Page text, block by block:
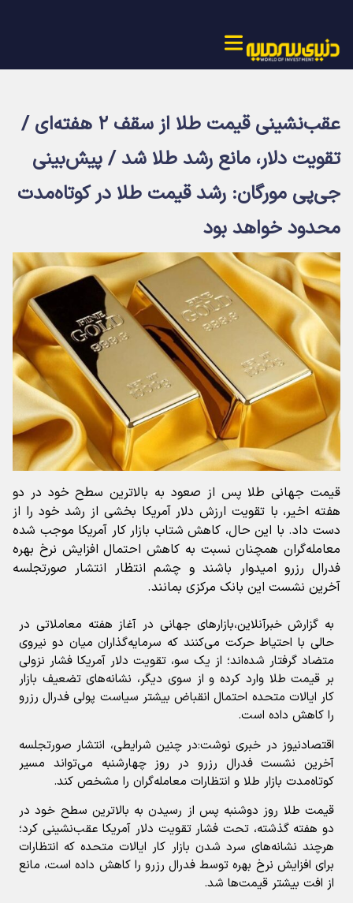
عقب‌نشینی قیمت طلا از سقف ۲ هفته‌ای /
تقویت دلار، مانع رشد طلا شد / پیش‌بینی
جی‌پی مورگان: رشد قیمت طلا در کوتاه‌مدت
محدود خواهد بود
قیمت جهانی طلا پس از صعود به بالاترین سطح خود در دو
هفته اخیر، با تقویت ارزش دلار آمریکا بخشی از رشد خود را از
دست داد. با این حال، کاهش شتاب بازار کار آمریکا موجب شده
معامله‌گران همچنان نسبت به کاهش احتمال افزایش نرخ بهره
فدرال رزرو امیدوار باشند و چشم انتظار انتشار صورتجلسه
آخرین نشست این بانک مرکزی بمانند.
به گزارش خبرآنلاین،بازارهای جهانی در آغاز هفته معاملاتی در
حالی با احتیاط حرکت می‌کنند که سرمایه‌گذاران میان دو نیروی
متضاد گرفتار شده‌اند؛ از یک سو، تقویت دلار آمریکا فشار نزولی
بر قیمت طلا وارد کرده و از سوی دیگر، نشانه‌های تضعیف بازار
کار ایالات متحده احتمال انقباض بیشتر سیاست پولی فدرال رزرو
را کاهش داده است.
اقتصادنیوز در خبری نوشت:در چنین شرایطی، انتشار صورتجلسه
آخرین نشست فدرال رزرو در روز چهارشنبه می‌تواند مسیر
کوتاه‌مدت بازار طلا و انتظارات معامله‌گران را مشخص کند.
قیمت طلا روز دوشنبه پس از رسیدن به بالاترین سطح خود در
دو هفته گذشته، تحت فشار تقویت دلار آمریکا عقب‌نشینی کرد؛
هرچند نشانه‌های سرد شدن بازار کار ایالات متحده که انتظارات
برای افزایش نرخ بهره توسط فدرال رزرو را کاهش داده است، مانع
از افت بیشتر قیمت‌ها شد.